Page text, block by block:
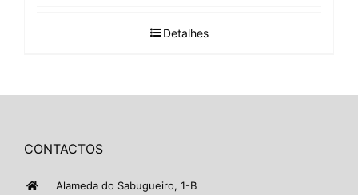
Detalhes
CONTACTOS
Alameda do Sabugueiro, 1-B